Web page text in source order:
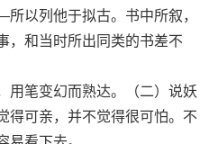
以列他于拟古。书中所叙，
，和当时所出同类的书差不
笔变幻而熟达。（二）说妖
得可亲，并不觉得很可怕。不